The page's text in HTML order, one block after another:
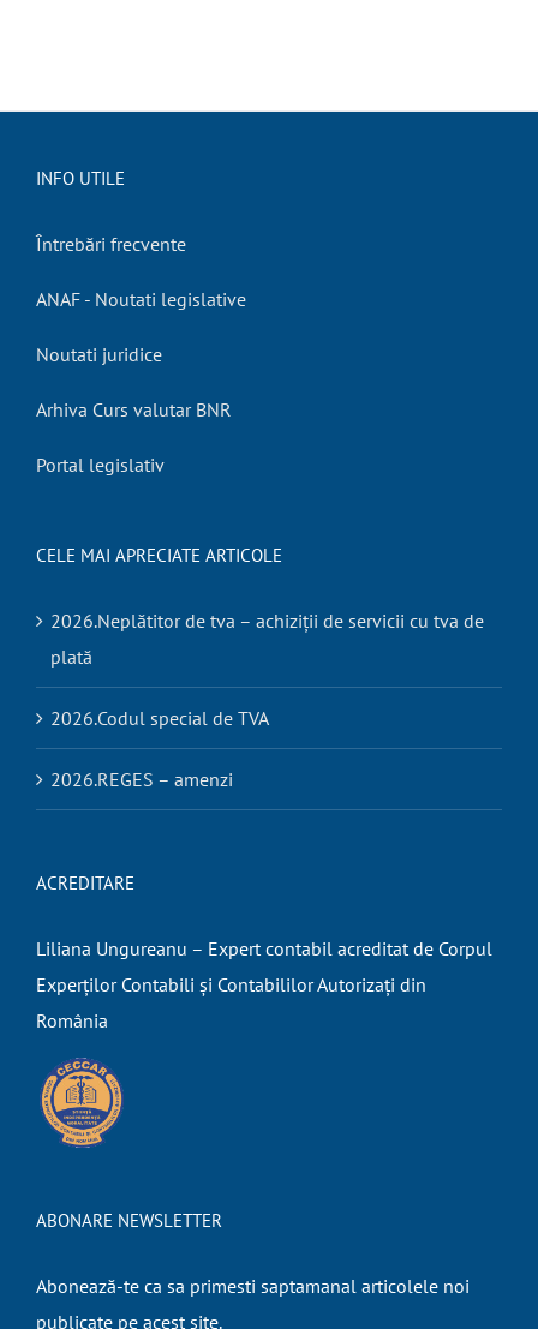
INFO UTILE
Întrebări frecvente
ANAF - Noutati legislative
Noutati juridice
Arhiva Curs valutar BNR
Portal legislativ
CELE MAI APRECIATE ARTICOLE
2026.Neplătitor de tva – achiziții de servicii cu tva de
plată
2026.Codul special de TVA
2026.REGES – amenzi
ACREDITARE
Liliana Ungureanu – Expert contabil acreditat de Corpul
Experților Contabili și Contabililor Autorizați din
România
ABONARE NEWSLETTER
Abonează-te ca sa primesti saptamanal articolele noi
publicate pe acest site.